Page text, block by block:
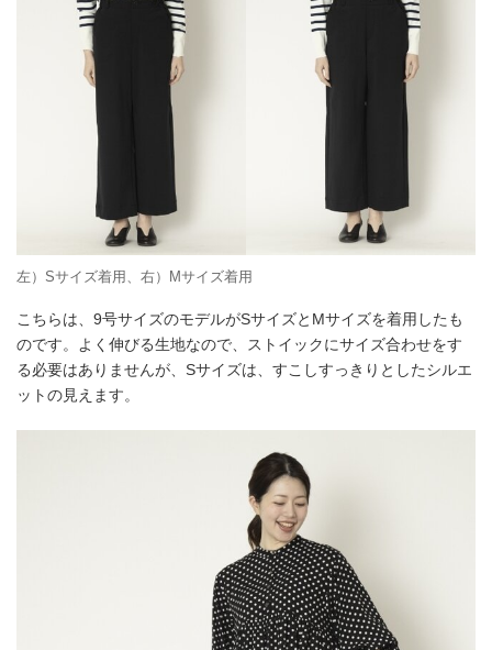
左）Sサイズ着用、右）Mサイズ着用
こちらは、9号サイズのモデルがSサイズとMサイズを着用したも
のです。よく伸びる生地なので、ストイックにサイズ合わせをす
る必要はありませんが、Sサイズは、すこしすっきりとしたシルエ
ットの見えます。